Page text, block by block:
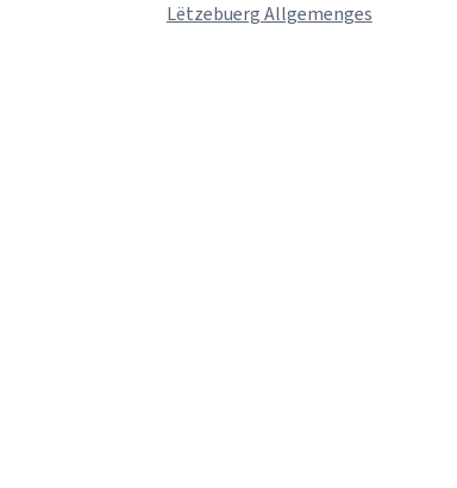
Lëtzebuerg Allgemenges